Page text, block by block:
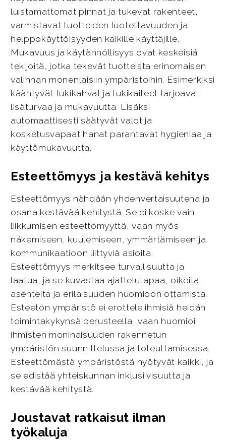
luistamattomat pinnat ja tukevat rakenteet,
varmistavat tuotteiden luotettavuuden ja
helppokäyttöisyyden kaikille käyttäjille.
Mukavuus ja käytännöllisyys ovat keskeisiä
tekijöitä, jotka tekevät tuotteista erinomaisen
valinnan monenlaisiin ympäristöihin. Esimerkiksi
kääntyvät tukikahvat ja tukikaiteet tarjoavat
lisäturvaa ja mukavuutta. Lisäksi
automaattisesti säätyvät valot ja
kosketusvapaat hanat parantavat hygieniaa ja
käyttömukavuutta.
Esteettömyys ja kestävä kehitys
Esteettömyys nähdään yhdenvertaisuutena ja
osana kestävää kehitystä. Se ei koske vain
liikkumisen esteettömyyttä, vaan myös
näkemiseen, kuulemiseen, ymmärtämiseen ja
kommunikaatioon liittyviä asioita.
Esteettömyys merkitsee turvallisuutta ja
laatua, ja se kuvastaa ajattelutapaa, oikeita
asenteita ja erilaisuuden huomioon ottamista.
Esteetön ympäristö ei erottele ihmisiä heidän
toimintakykynsä perusteella, vaan huomioi
ihmisten moninaisuuden rakennetun
ympäristön suunnittelussa ja toteuttamisessa.
Esteettömästä ympäristöstä hyötyvät kaikki, ja
se edistää yhteiskunnan inklusiivisuutta ja
kestävää kehitystä.
Joustavat ratkaisut ilman
työkaluja